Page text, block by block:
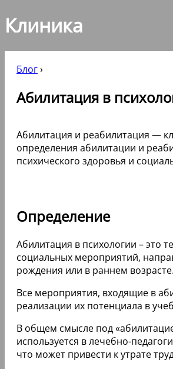
Клиника
Блог›
Абилитация в
Абилитация и реабилитация —
определения абилитации и
психического здоровья и
Определение
Абилитация в психологии – это
социальных мероприятий,
рождения или в раннем возрасте.
Все мероприятия, входящие в
реализации их потенциала в
В общем смысле под
используется в лечебно-
что может привести к утрате